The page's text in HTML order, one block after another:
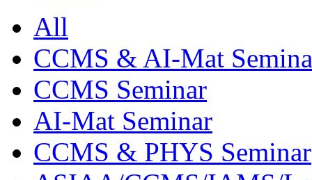
All
CCMS & AI-Mat
CCMS Seminar
AI-Mat Seminar
CCMS & PHYS Seminar